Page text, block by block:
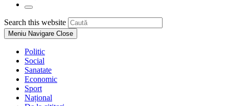
Toggle
website
search
Search this website
Escape
Meniu Navigare Close
Politic
Social
Sanatate
Economic
Sport
Național